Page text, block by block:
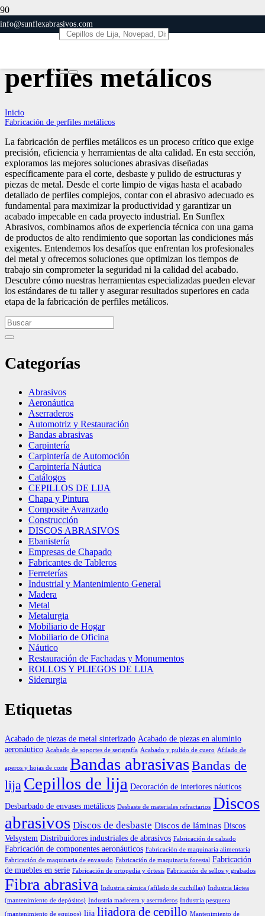
info@sunflexabrasivos.com
Fabricación de
perfiles metálicos
Inicio
Fabricación de perfiles metálicos
La fabricación de perfiles metálicos es un proceso crítico que exige
precisión, eficiencia y herramientas de alta calidad. En esta sección,
exploramos las mejores soluciones abrasivas diseñadas
específicamente para el corte, desbaste y pulido de estructuras y
piezas de metal. Desde el corte limpio de vigas hasta el acabado
detallado de perfiles complejos, contar con el abrasivo adecuado es
fundamental para maximizar la productividad y garantizar un
acabado impecable en cada proyecto industrial. En Sunflex
Abrasivos, combinamos años de experiencia técnica con una gama
de productos de alto rendimiento que soportan las condiciones más
exigentes. Entendemos los desafíos que enfrentan los profesionales
del metal y ofrecemos soluciones que optimizan los tiempos de
trabajo sin comprometer la seguridad ni la calidad del acabado.
Descubre cómo nuestras herramientas especializadas pueden elevar
los estándares de tu taller y asegurar resultados superiores en cada
etapa de la fabricación de perfiles metálicos.
Categorías
Abrasivos
Aeronáutica
Aserraderos
Automotriz y Restauración
Bandas abrasivas
Carpintería
Carpintería de Automoción
Carpintería Náutica
Catálogos
CEPILLOS DE LIJA
Chapa y Pintura
Composite Avanzado
Construcción
DISCOS ABRASIVOS
Ebanistería
Empresas de Chapado
Fabricantes de Tableros
Ferreterías
Industrial y Mantenimiento General
Madera
Metal
Metalurgia
Mobiliario de Hogar
Mobiliario de Oficina
Náutico
Restauración de Fachadas y Monumentos
ROLLOS Y PLIEGOS DE LIJA
Siderurgia
Etiquetas
Acabado de piezas de metal sinterizado Acabado de piezas en aluminio
aeronáutico Acabado de soportes de serigrafía Acabado y pulido de cuero Afilado de
aperos y hojas de corte Bandas abrasivasBandas de
lija Cepillos de lija Decoración de interiores náuticos
Desbarbado de envases metálicos Desbaste de materiales refractarios Discos
abrasivos Discos de desbaste Discos de láminas Discos
Velsystem Distribuidores industriales de abrasivos Fabricación de calzado
Fabricación de componentes aeronáuticos Fabricación de maquinaria alimentaria
Fabricación de maquinaria de envasado Fabricación de maquinaria forestal Fabricación
de muebles en serie Fabricación de ortopedia y órtesis Fabricación de sellos y grabados
Fibra abrasiva Industria cárnica (afilado de cuchillas) Industria láctea
(mantenimiento de depósitos) Industria maderera y aserraderos Industria pesquera
(mantenimiento de equipos) lija lijadora de cepillo Mantenimiento de